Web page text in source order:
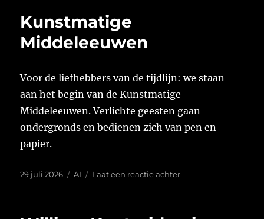
Kunstmatige
Middeleeuwen
Voor de liefhebbers van de tijdlijn: we staan
aan het begin van de Kunstmatige
Middeleeuwen. Verlichte geesten gaan
ondergronds en bedienen zich van pen en
papier.
Geplaatst
29 juli 2026 Tags
AI Laat een reactie achterop